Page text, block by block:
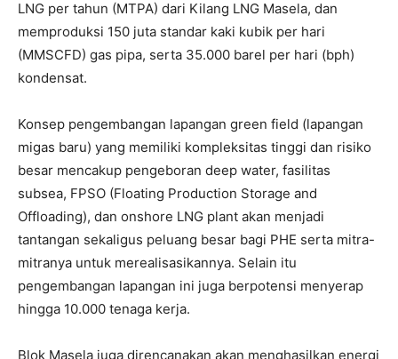
LNG per tahun (MTPA) dari Kilang LNG Masela, dan
memproduksi 150 juta standar kaki kubik per hari
(MMSCFD) gas pipa, serta 35.000 barel per hari (bph)
kondensat.
Konsep pengembangan lapangan green field (lapangan
migas baru) yang memiliki kompleksitas tinggi dan risiko
besar mencakup pengeboran deep water, fasilitas
subsea, FPSO (Floating Production Storage and
Offloading), dan onshore LNG plant akan menjadi
tantangan sekaligus peluang besar bagi PHE serta mitra-
mitranya untuk merealisasikannya. Selain itu
pengembangan lapangan ini juga berpotensi menyerap
hingga 10.000 tenaga kerja.
Blok Masela juga direncanakan akan menghasilkan energi